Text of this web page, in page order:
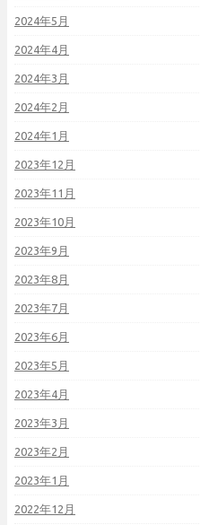
2024年5月
2024年4月
2024年3月
2024年2月
2024年1月
2023年12月
2023年11月
2023年10月
2023年9月
2023年8月
2023年7月
2023年6月
2023年5月
2023年4月
2023年3月
2023年2月
2023年1月
2022年12月